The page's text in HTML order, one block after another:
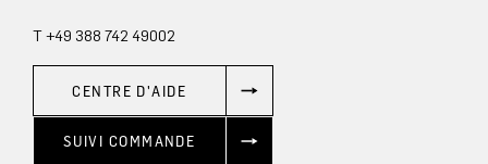
T +49 388 742 49002
CENTRE D'AIDE
SUIVI COMMANDE